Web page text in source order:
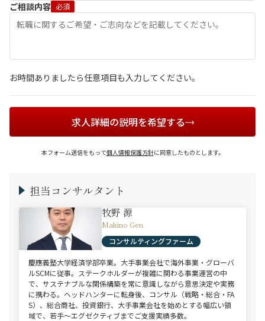
ご相談内容 必須
お時間ありましたら任意項目も入力してください。
求人詳細の説明を希望する
本フォーム送信をもって個人情報保護方針に同意したものとします。
担当コンサルタント
牧野 源
Makino Gen
コンサルティングファーム
慶應義塾大学経済学部卒業。大手事業会社で海外事業・グローバ
ルSCMに従事。ステークホルダーが複雑に関わる事業運営の中
で、サステナブルな関係構築を常に意識しながら意思決定や実務
に携わる。ヘッドハンターに転身後、コンサル（戦略・総合・FA
S）、総合商社、投資銀行、大手事業会社を始めとする幅広い領
域で、若手～エグゼクティブまでご支援実績多数。